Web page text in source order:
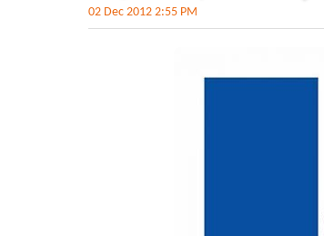
02 Dec 2012 2:55 PM